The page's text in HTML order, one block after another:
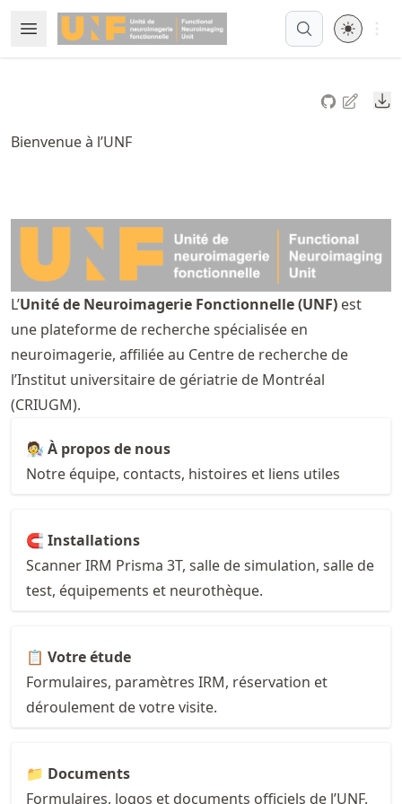
to
article
to
Open Menu
Made with MyST
Open
Bienvenue à l’UNF
L’Unité de Neuroimagerie Fonctionnelle (UNF) est
une plateforme de recherche spécialisée en
neuroimagerie, affiliée au Centre de recherche de
l’Institut universitaire de gériatrie de Montréal
(CRIUGM).
🧑‍🔬 À propos de nous
Notre équipe, contacts, histoires et liens utiles
🧲 Installations
Scanner IRM Prisma 3T, salle de simulation, salle de
test, équipements et neurothèque.
📋 Votre étude
Formulaires, paramètres IRM, réservation et
déroulement de votre visite.
📁 Documents
Formulaires, logos et documents officiels de l’UNF.